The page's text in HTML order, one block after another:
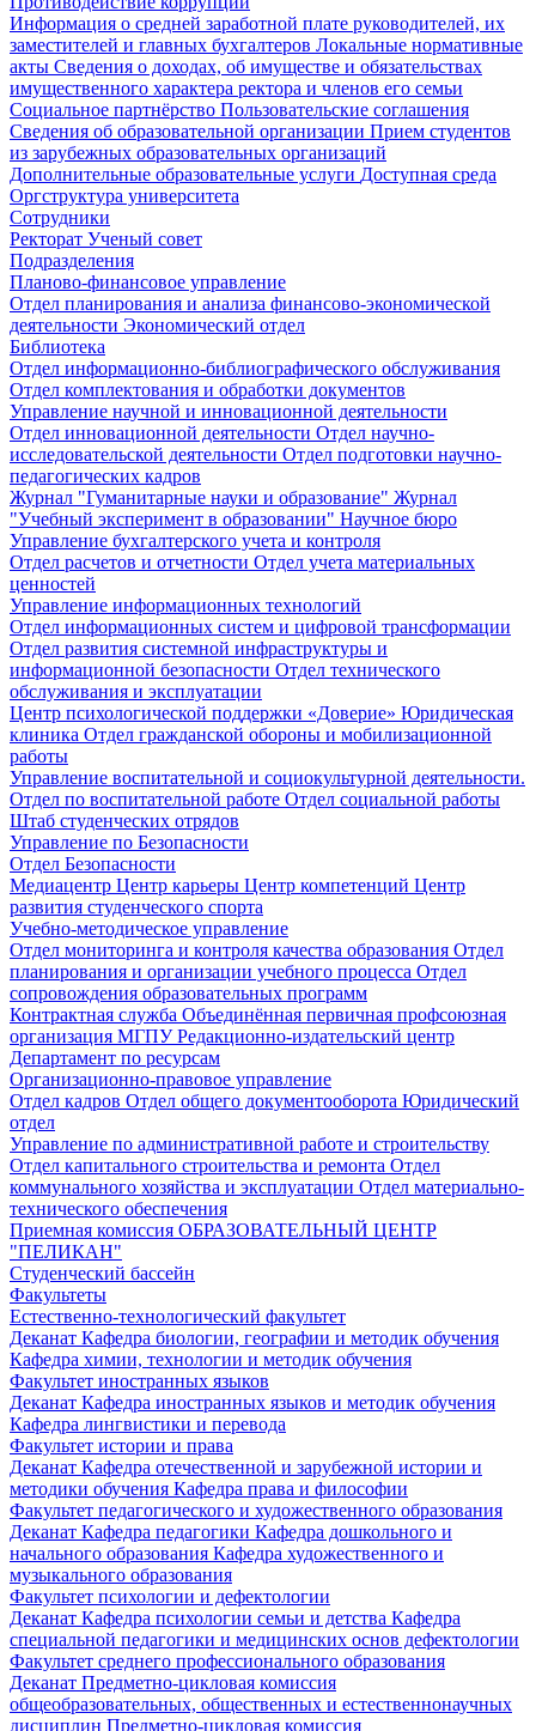
Информация о средней заработной плате руководителей, их
заместителей и главных бухгалтеров Локальные нормативные
акты Сведения о доходах, об имуществе и обязательствах
имущественного характера ректора и членов его семьи
Социальное партнёрство Пользовательские соглашения
Сведения об образовательной организации Прием студентов
из зарубежных образовательных организаций
Дополнительные образовательные услуги Доступная среда
Оргструктура университета
Сотрудники
Ректорат Ученый совет
Подразделения
Планово-финансовое управление
Отдел планирования и анализа финансово-экономической
деятельности Экономический отдел
Библиотека
Отдел информационно-библиографического обслуживания
Отдел комплектования и обработки документов
Управление научной и инновационной деятельности
Отдел инновационной деятельности Отдел научно-
исследовательской деятельности Отдел подготовки научно-
педагогических кадров
Журнал "Гуманитарные науки и образование" Журнал
"Учебный эксперимент в образовании" Научное бюро
Управление бухгалтерского учета и контроля
Отдел расчетов и отчетности Отдел учета материальных
ценностей
Управление информационных технологий
Отдел информационных систем и цифровой трансформации
Отдел развития системной инфраструктуры и
информационной безопасности Отдел технического
обслуживания и эксплуатации
Центр психологической поддержки «Доверие» Юридическая
клиника Отдел гражданской обороны и мобилизационной
работы
Управление воспитательной и социокультурной деятельности.
Отдел по воспитательной работе Отдел социальной работы
Штаб студенческих отрядов
Управление по Безопасности
Отдел Безопасности
Медиацентр Центр карьеры Центр компетенций Центр
развития студенческого спорта
Учебно-методическое управление
Отдел мониторинга и контроля качества образования Отдел
планирования и организации учебного процесса Отдел
сопровождения образовательных программ
Контрактная служба Объединённая первичная профсоюзная
организация МГПУРедакционно-издательский центр
Департамент по ресурсам
Организационно-правовое управление
Отдел кадров Отдел общего документооборота Юридический
отдел
Управление по административной работе и строительству
Отдел капитального строительства и ремонта Отдел
коммунального хозяйства и эксплуатации Отдел материально-
технического обеспечения
Приемная комиссия ОБРАЗОВАТЕЛЬНЫЙ ЦЕНТР
"ПЕЛИКАН"
Студенческий бассейн
Факультеты
Естественно-технологический факультет
Деканат Кафедра биологии, географии и методик обучения
Кафедра химии, технологии и методик обучения
Факультет иностранных языков
Деканат Кафедра иностранных языков и методик обучения
Кафедра лингвистики и перевода
Факультет истории и права
Деканат Кафедра отечественной и зарубежной истории и
методики обучения Кафедра права и философии
Факультет педагогического и художественного образования
Деканат Кафедра педагогики Кафедра дошкольного и
начального образования Кафедра художественного и
музыкального образования
Факультет психологии и дефектологии
Деканат Кафедра психологии семьи и детства Кафедра
специальной педагогики и медицинских основ дефектологии
Факультет среднего профессионального образования
Деканат Предметно-цикловая комиссия
общеобразовательных, общественных и естественнонаучных
дисциплин Предметно-цикловая комиссия